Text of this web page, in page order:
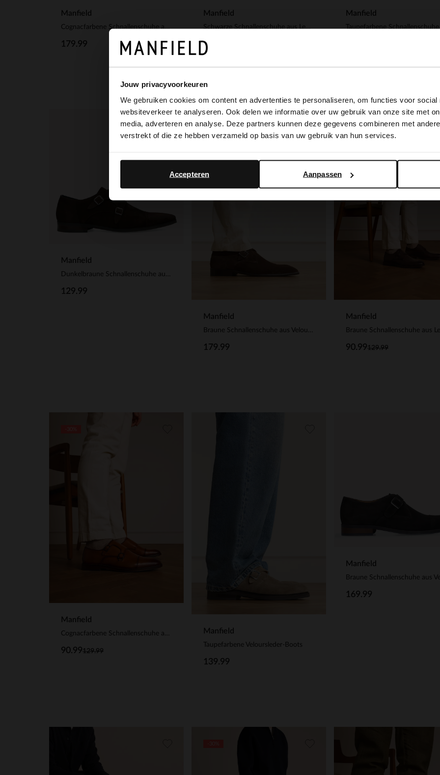
Jouw privacyvoorkeuren
We gebruiken cookies om content en advertenties te personaliseren, om functies voor social
websiteverkeer te analyseren. Ook delen we informatie over uw gebruik van onze site met
media, adverteren en analyse. Deze partners kunnen deze gegevens combineren met
verstrekt of die ze hebben verzameld op basis van uw gebruik van hun services.
Aanpassen
Accepteren
Manfield
Cognacfarbene Schnallenschuhe aus Leder
179.99
Manfield
Schwarze Schnallenschuhe aus Leder
129.99
Manfield
Manfield
Dunkelbraune Schnallenschuhe aus Veloursleder
129.99
Manfield
Braune Schnallenschuhe aus Veloursleder
179.99
Manfield
Braune Schnallenschuhe aus
129.99
90.99
-30%
Manfield
Cognacfarbene Schnallenschuhe aus Leder
129.99
90.99
Manfield
Taupefarbene Veloursleder-Boots
139.99
Manfield
169.99
It looks like your language isn't Dutch. Would you like to